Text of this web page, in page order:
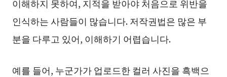
이해하지 못하여, 지적을 받아야 처음으로 위반을
인식하는 사람들이 많습니다. 저작권법은 많은 부
분을 다루고 있어, 이해하기 어렵습니다.
예를 들어, 누군가가 업로드한 컬러 사진을 흑백으